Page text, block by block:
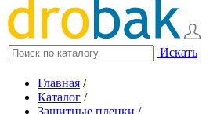
Искать
Главная /
Каталог /
Защитные пленки /